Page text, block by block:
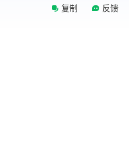
复制 反馈